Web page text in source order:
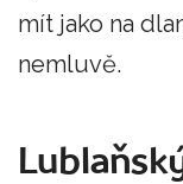
mít jako na
nemluvě.